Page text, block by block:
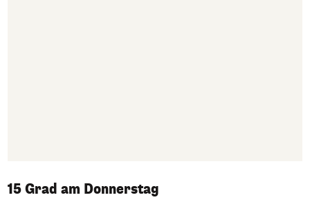
15 Grad am Donnerstag